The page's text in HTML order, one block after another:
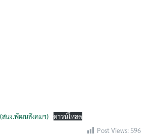
(สนง.พัฒนสังคมฯ) ดาวน์โหลด
Post Views: 596